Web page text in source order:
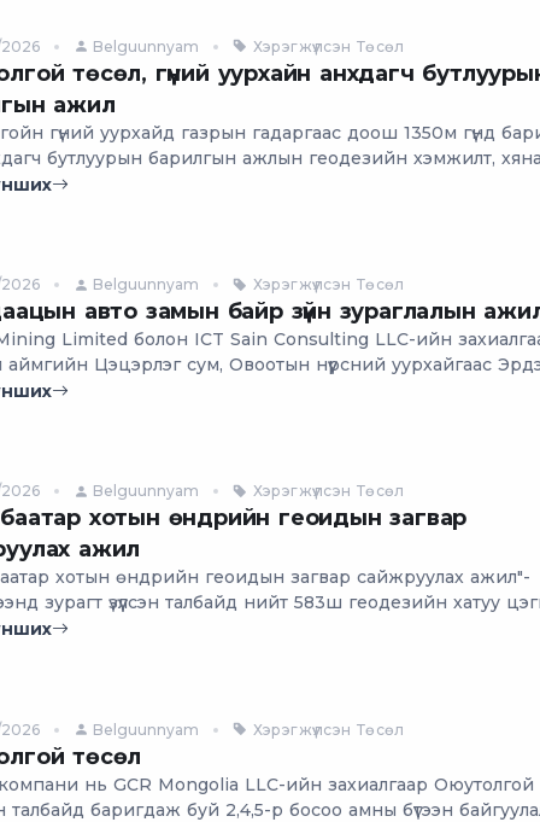
Belguunnyam Хэрэгжүүлсэн Төсөл
төсөл, гүний уурхайн анхдагч
ажил
гүний уурхайд газрын гадаргаас доош 1350м гүнд
бутлуурын барилгын ажлын геодезийн хэмжилт,
байна.
Belguunnyam Хэрэгжүүлсэн Төсөл
авто замын байр зүйн зураглалын
Limited болон ICT Sain Consulting LLC-ийн
аймгийн Цэцэрлэг сум, Овоотын нүүрсний уурхайгаас
545км хүнд даацын авто замын трассын дагуух байр зүйн
Belguunnyam Хэрэгжүүлсэн Төсөл
хотын өндрийн геоидын загвар
ажил
хотын өндрийн геоидын загвар сайжруулах ажил"-
зурагт үзүүлсэн талбайд нийт 583ш геодезийн хатуу
6км-н зайтайгаар торлол үүсгэн суулгаж байрлал, өндөр,
Belguunnyam Хэрэгжүүлсэн Төсөл
төсөл
нь GCR Mongolia LLC-ийн захиалгаар Оюутолгой
талбайд баригдаж буй 2,4,5-р босоо амны бүтээн